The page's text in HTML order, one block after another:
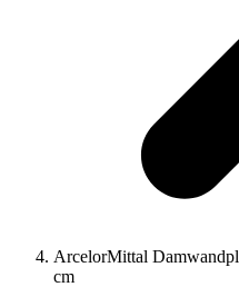
ArcelorMittal
cm